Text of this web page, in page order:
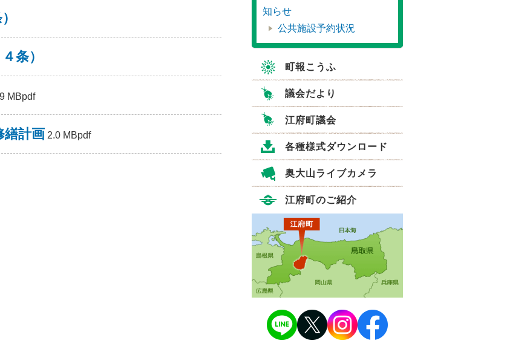
条）
MBpdf
繕計画 2.0 MBpdf
知らせ
公共施設予約状況
町報こうふ
議会だより
江府町議会
各種様式ダウンロード
奥大山ライブカメラ
江府町のご紹介